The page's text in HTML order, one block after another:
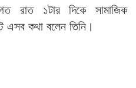
রাত ১টার দিকে সামাজিক
কথা বলেন তিনি।